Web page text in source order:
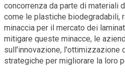
concorrenza da parte di materiali
come le plastiche biodegradabili,
minaccia per il mercato dei
mitigare queste minacce, le
sull'innovazione, l'ottimizzazione
strategiche per migliorare la loro